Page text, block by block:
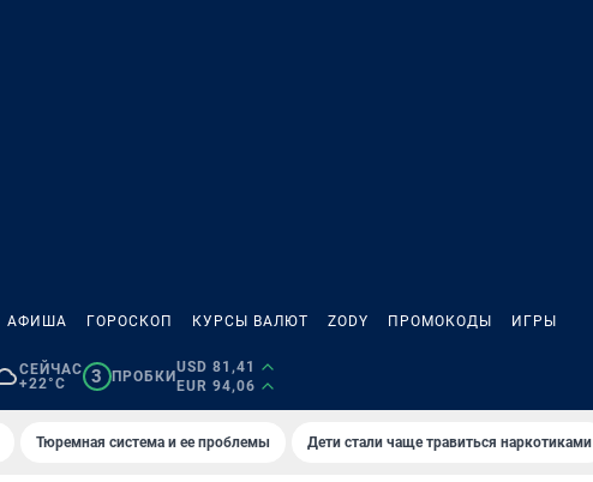
АФИША ГОРОСКОП КУРСЫ ВАЛЮТ ZODY ПРОМОКОДЫ ИГРЫ
СЕЙЧАС
+22°C
3 ПРОБКИ
USD 81,41
EUR 94,06
Тюремная система и ее проблемы Дети стали чаще травиться наркотиками